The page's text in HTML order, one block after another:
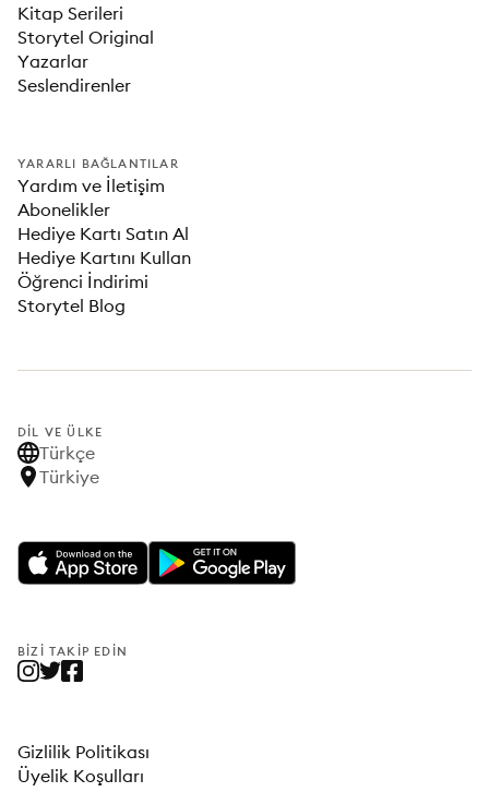
Kitap Serileri
Storytel Original
Yazarlar
Seslendirenler
YARARLI BAĞLANTILAR
Yardım ve İletişim
Abonelikler
Hediye Kartı Satın Al
Hediye Kartını Kullan
Öğrenci İndirimi
Storytel Blog
DIL VE ÜLKE
Türkçe
Türkiye
BIZI TAKIP EDIN
Gizlilik Politikası
Üyelik Koşulları